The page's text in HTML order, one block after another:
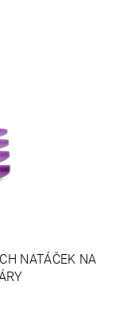
NATÁČEK NA